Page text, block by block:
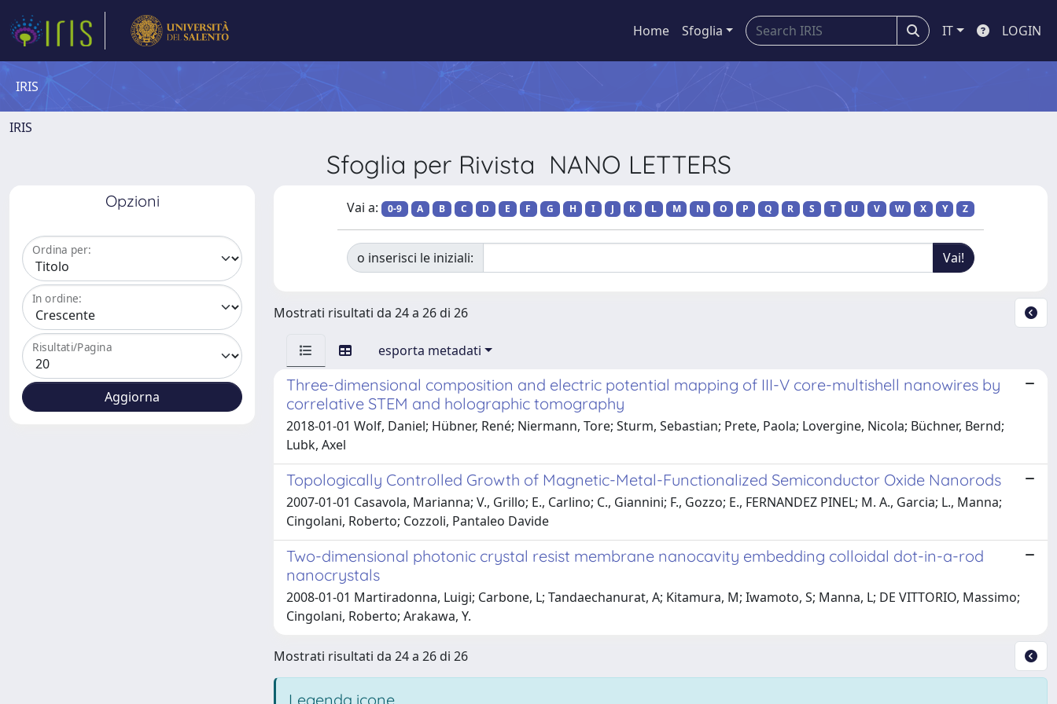
Home Sfoglia IT LOGIN
IRIS
IRIS
Sfoglia per Rivista NANO LETTERS
Opzioni
Ordina per:
In ordine:
Risultati/Pagina
Vai a: 0-9 A B C D E F G H I J K L M N O P Q R S T U V W X Y Z
o inserisci le iniziali:
Mostrati risultati da 24 a 26 di 26
esporta metadati
Three-dimensional composition and electric potential mapping of III-V core-multishell nanowires by
correlative STEM and holographic tomography
2018-01-01 Wolf, Daniel; Hübner, René; Niermann, Tore; Sturm, Sebastian; Prete, Paola; Lovergine, Nicola; Büchner, Bernd;
Lubk, Axel
Topologically Controlled Growth of Magnetic-Metal-Functionalized Semiconductor Oxide Nanorods
2007-01-01 Casavola, Marianna; V., Grillo; E., Carlino; C., Giannini; F., Gozzo; E., FERNANDEZ PINEL; M. A., Garcia; L., Manna;
Cingolani, Roberto; Cozzoli, Pantaleo Davide
Two-dimensional photonic crystal resist membrane nanocavity embedding colloidal dot-in-a-rod
nanocrystals
2008-01-01 Martiradonna, Luigi; Carbone, L; Tandaechanurat, A; Kitamura, M; Iwamoto, S; Manna, L; DE VITTORIO, Massimo;
Cingolani, Roberto; Arakawa, Y.
Mostrati risultati da 24 a 26 di 26
Legenda icone